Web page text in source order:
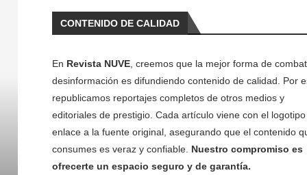
CONTENIDO DE CALIDAD
En Revista NUVE, creemos que la mejor forma de
desinformación es difundiendo contenido de calidad. Por
republicamos reportajes completos de otros medios y
editoriales de prestigio. Cada artículo viene con el
enlace a la fuente original, asegurando que el contenido
consumes es veraz y confiable. Nuestro compromiso es
ofrecerte un espacio seguro y de garantía.